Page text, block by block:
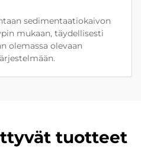
sedimentaatiokaivon
mukaan, täydellisesti
olemassa olevaan
tuotteet